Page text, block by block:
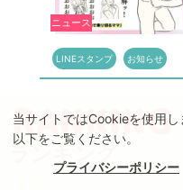
当サイトではCookieを使用
以下をご覧ください。
プライバシーポリシー
ニュース
LINEスタンプ お知らせ
ランキング